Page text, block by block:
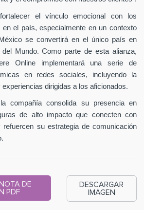
el vínculo emocional con los
en el país, especialmente en un contexto
se convertirá en el único país en
Mundo. Como parte de esta alianza,
Online implementará una serie de
en redes sociales, incluyendo la
dirigidas a los aficionados.
compañía consolida su presencia en
de alto impacto que conecten con
refuercen su estrategia de comunicación
DE
PDF
DESCARGAR
IMAGEN